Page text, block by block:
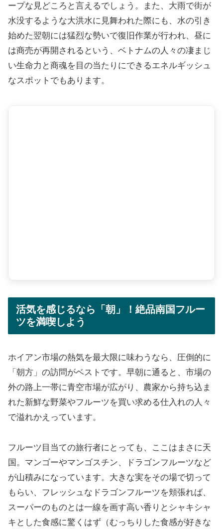
ープな見どころと言えるでしょう。また、大雨で街が
水没するような大洪水に見舞われた際にも、水の引き
始めた翌朝には猛烈な勢いで復旧作業が行われ、昼に
は商売が再開されるという、ベトナムの人々の凄まじ
い生命力と商魂を目の当たりにできるエネルギッシュ
なスポットでもあります。
活気を感じるなら「朝」！絶品南国フルー
ツを満喫しよう
ホイアン市場の熱気を最大限に味わうなら、圧倒的に
「朝方」の訪問がベストです。早朝に通ると、市場の
外の路上一帯に青空市場が広がり、農家から持ち込ま
れた新鮮な野菜やフルーツを買い求める仕入れの人々
で溢れかえっています。
フルーツ目当ての旅行者にとっても、ここはまさに天
国。マンゴーやマンゴスチン、ドラゴンフルーツなど
が山積みになっています。大きな実をその場で切って
もらい、フレッシュなドラゴンフルーツを頬張れば、
スーパーのものとは一線を画す高い香りとシャキシャ
キとした食感に驚くはず（むっちりした食感が好きな